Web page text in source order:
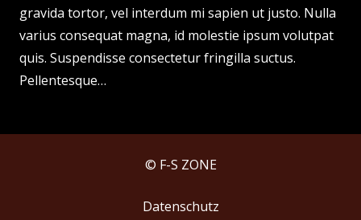
gravida tortor, vel interdum mi sapien ut justo. Nulla
varius consequat magna, id molestie ipsum volutpat
quis. Suspendisse consectetur fringilla suctus.
Pellentesque…
© F-S ZONE
Datenschutz